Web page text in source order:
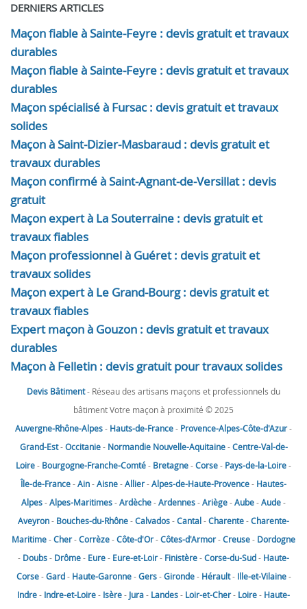
DERNIERS ARTICLES
Maçon fiable à Sainte-Feyre : devis gratuit et travaux
durables
Maçon fiable à Sainte-Feyre : devis gratuit et travaux
durables
Maçon spécialisé à Fursac : devis gratuit et travaux
solides
Maçon à Saint-Dizier-Masbaraud : devis gratuit et
travaux durables
Maçon confirmé à Saint-Agnant-de-Versillat : devis
gratuit
Maçon expert à La Souterraine : devis gratuit et
travaux fiables
Maçon professionnel à Guéret : devis gratuit et
travaux solides
Maçon expert à Le Grand-Bourg : devis gratuit et
travaux fiables
Expert maçon à Gouzon : devis gratuit et travaux
durables
Maçon à Felletin : devis gratuit pour travaux solides
Devis Bâtiment- Réseau des artisans maçons et professionnels du
bâtiment Votre maçon à proximité © 2025
Auvergne-Rhône-Alpes- Hauts-de-France- Provence-Alpes-Côte-d'Azur-
Grand-Est-Occitanie- Normandie Nouvelle-Aquitaine-Centre-Val-de-
Loire- Bourgogne-Franche-Comté- Bretagne-Corse- Pays-de-la-Loire-
Île-de-France-Ain-Aisne-Allier-Alpes-de-Haute-Provence- Hautes-
Alpes-Alpes-Maritimes-Ardèche-Ardennes-Ariège-Aube-Aude-
Aveyron- Bouches-du-Rhône-Calvados-Cantal-Charente-Charente-
Maritime-Cher-Corrèze-Côte-d'Or-Côtes-d'Armor-Creuse- Dordogne
- Doubs- Drôme- Eure- Eure-et-Loir- Finistère-Corse-du-Sud- Haute-
Corse-Gard- Haute-Garonne-Gers-Gironde- Hérault- Ille-et-Vilaine-
Indre- Indre-et-Loire- Isère- Jura- Landes- Loir-et-Cher- Loire- Haute-